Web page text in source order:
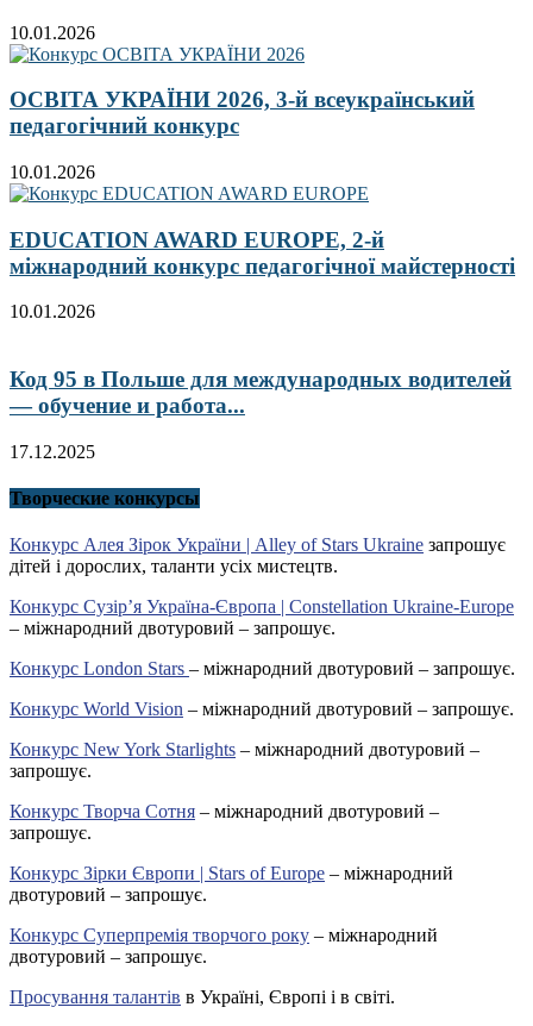
10.01.2026
ОСВІТА УКРАЇНИ 2026, 3-й всеукраїнський
педагогічний конкурс
10.01.2026
EDUCATION AWARD EUROPE, 2-й
міжнародний конкурс педагогічної майстерності
10.01.2026
Код 95 в Польше для международных водителей
— обучение и работа...
17.12.2025
Творческие конкурсы
Конкурс Алея Зірок України | Alley of Stars Ukraine запрошує
дітей і дорослих, таланти усіх мистецтв.
Конкурс Сузір’я Україна-Європа | Constellation Ukraine-Europe
– міжнародний двотуровий – запрошує.
Конкурс London Stars – міжнародний двотуровий – запрошує.
Конкурс World Vision – міжнародний двотуровий – запрошує.
Конкурс New York Starlights – міжнародний двотуровий –
запрошує.
Конкурс Творча Сотня – міжнародний двотуровий –
запрошує.
Конкурс Зірки Європи | Stars of Europe – міжнародний
двотуровий – запрошує.
Конкурс Суперпремія творчого року – міжнародний
двотуровий – запрошує.
Просування талантів в Україні, Європі і в світі.